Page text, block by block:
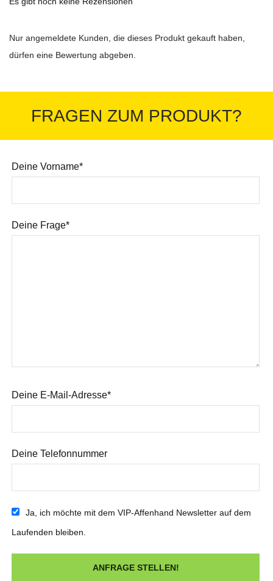
Nur angemeldete Kunden, die dieses Produkt gekauft haben,
dürfen eine Bewertung abgeben.
FRAGEN ZUM PRODUKT?
Deine Vorname*
Deine Frage*
Deine E-Mail-Adresse*
Deine Telefonnummer
Ja, ich möchte mit dem VIP-Affenhand Newsletter auf dem
Laufenden bleiben.